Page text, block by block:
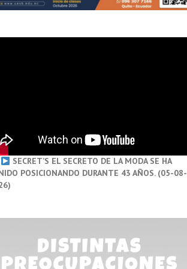
SECRET’S EL SECRETO DE LA MODA SE HA
POSICIONANDO DURANTE 43 AÑOS. (05-08-